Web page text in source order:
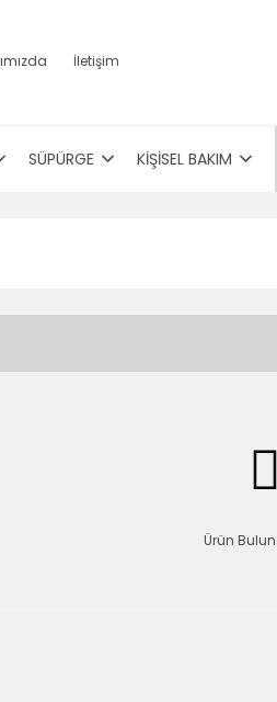
İletişim
SÜPÜRGE KİŞİSEL BAKIM
Ürün